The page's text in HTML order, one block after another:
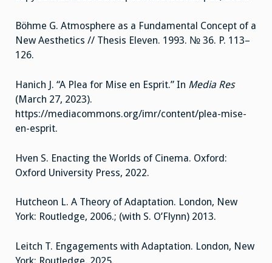
Böhme G. Atmosphere as a Fundamental Concept of a
New Aesthetics // Thesis Eleven. 1993. № 36. P. 113–
126.
Hanich J. “A Plea for Mise en Esprit.” In Media Res
(March 27, 2023).
https://mediacommons.org/imr/content/plea-mise-
en-esprit.
Hven S. Enacting the Worlds of Cinema. Oxford:
Oxford University Press, 2022.
Hutcheon L. A Theory of Adaptation. London, New
York: Routledge, 2006.; (with S. O’Flynn) 2013.
Leitch T. Engagements with Adaptation. London, New